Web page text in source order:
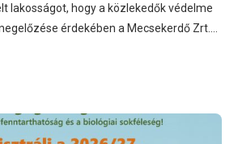
lakosságot, hogy a közlekedők védelme
érdekében a Mecsekerdő Zrt.…